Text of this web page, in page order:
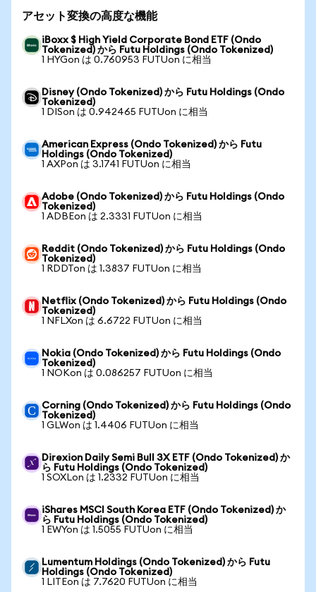
アセット変換の高度な機能
iBoxx $ High Yield Corporate Bond ETF (Ondo
Tokenized) から Futu Holdings (Ondo Tokenized)
1 HYGon は 0.760953 FUTUon に相当
Disney (Ondo Tokenized) から Futu Holdings (Ondo
Tokenized)
1 DISon は 0.942465 FUTUon に相当
American Express (Ondo Tokenized) から Futu
Holdings (Ondo Tokenized)
1 AXPon は 3.1741 FUTUon に相当
Adobe (Ondo Tokenized) から Futu Holdings (Ondo
Tokenized)
1 ADBEon は 2.3331 FUTUon に相当
Reddit (Ondo Tokenized) から Futu Holdings (Ondo
Tokenized)
1 RDDTon は 1.3837 FUTUon に相当
Netflix (Ondo Tokenized) から Futu Holdings (Ondo
Tokenized)
1 NFLXon は 6.6722 FUTUon に相当
Nokia (Ondo Tokenized) から Futu Holdings (Ondo
Tokenized)
1 NOKon は 0.086257 FUTUon に相当
Corning (Ondo Tokenized) から Futu Holdings (Ondo
Tokenized)
1 GLWon は 1.4406 FUTUon に相当
Direxion Daily Semi Bull 3X ETF (Ondo Tokenized) か
ら Futu Holdings (Ondo Tokenized)
1 SOXLon は 1.2332 FUTUon に相当
iShares MSCI South Korea ETF (Ondo Tokenized) か
ら Futu Holdings (Ondo Tokenized)
1 EWYon は 1.5055 FUTUon に相当
Lumentum Holdings (Ondo Tokenized) から Futu
Holdings (Ondo Tokenized)
1 LITEon は 7.7620 FUTUon に相当